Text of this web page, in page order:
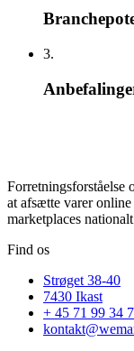
3.
Forretningsforståelse
at afsætte varer
marketplaces
Find os
Strøget 38-40
7430 Ikast
+ 45 71 99 34